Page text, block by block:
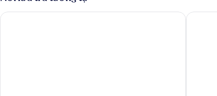
Suite
Hilton Garden Inn Da Nang